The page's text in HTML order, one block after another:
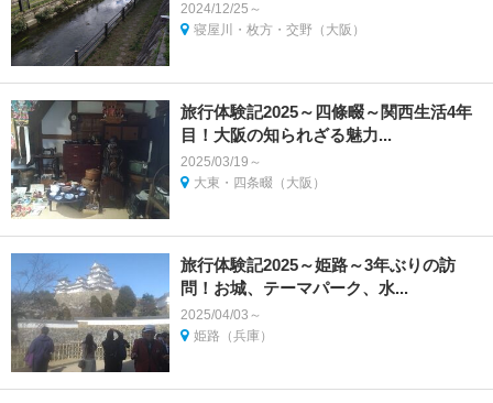
2024/12/25～
寝屋川・枚方・交野（大阪）
旅行体験記2025～四條畷～関西生活4年
目！大阪の知られざる魅力...
2025/03/19～
大東・四条畷（大阪）
旅行体験記2025～姫路～3年ぶりの訪
問！お城、テーマパーク、水...
2025/04/03～
姫路（兵庫）